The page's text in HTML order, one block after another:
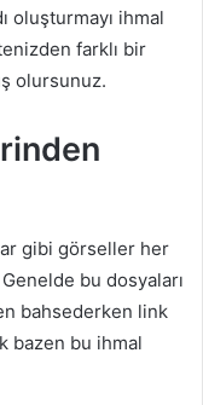
oluşturmayı ihmal
farklı bir
olursunuz.
gibi görseller her
bu dosyaları
bahsederken link
bazen bu ihmal